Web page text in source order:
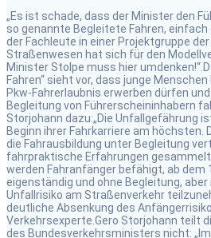
„Es ist schade, dass der Minister den
so genannte Begleitete Fahren,
der Fachleute in einer Projektgruppe
Straßenwesen hat sich für den
Minister Stolpe muss hier
Fahren“ sieht vor, dass junge
Pkw-Fahrerlaubnis erwerben dürfen
Begleitung von Führerscheininhabern
Storjohann dazu:„Die Unfallgefährung
Beginn ihrer Fahrkarriere am höchsten.
die Fahrausbildung unter Begleitung
fahrpraktische Erfahrungen
werden Fahranfänger befähigt, ab dem
eigenständig und ohne Begleitung,
Unfallrisiko am Straßenverkehr
deutliche Absenkung des
Verkehrsexperte.Gero Storjohann teilt
des Bundesverkehrsministers nicht: